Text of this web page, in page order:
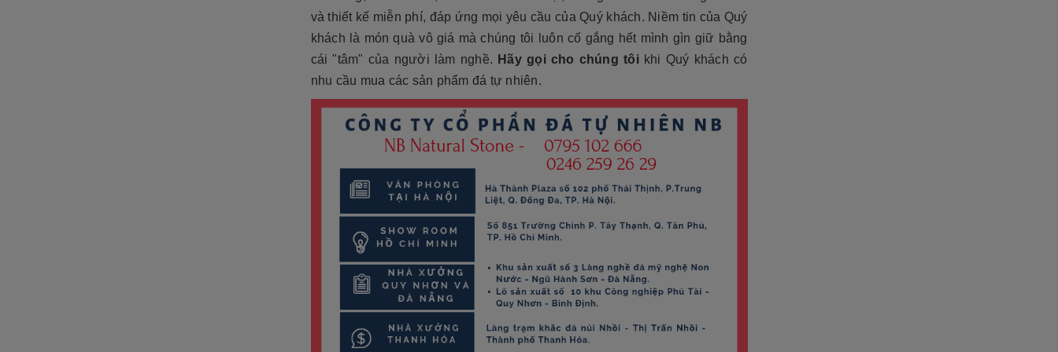
và thiết kế miễn phí, đáp ứng mọi yêu cầu của Quý khách. Niềm tin của Quý
khách là món quà vô giá mà chúng tôi luôn cố gắng hết mình gìn giữ bằng
cái "tâm" của người làm nghề. Hãy gọi cho chúng tôikhi Quý khách có
nhu cầu mua các sản phẩm đá tự nhiên.